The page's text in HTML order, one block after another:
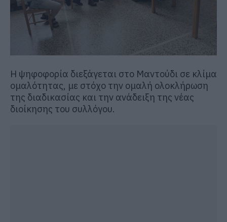
Η ψηφοφορία διεξάγεται στο Μαντούδι σε κλίμα
ομαλότητας, με στόχο την ομαλή ολοκλήρωση
της διαδικασίας και την ανάδειξη της νέας
διοίκησης του συλλόγου.